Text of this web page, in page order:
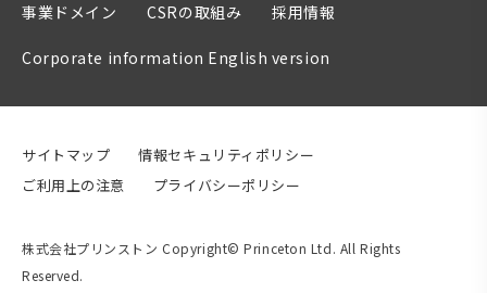
事業ドメイン CSRの取組み 採用情報
Corporate information English version
サイトマップ
情報セキュリティポリシー
ご利用上の注意
プライバシーポリシー
株式会社プリンストン Copyright© Princeton Ltd. All Rights
Reserved.